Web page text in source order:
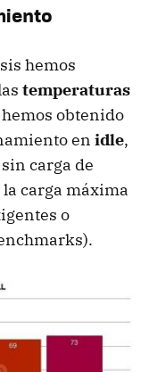
hemos
temperaturas
obtenido
en idle,
carga de
la carga máxima
o